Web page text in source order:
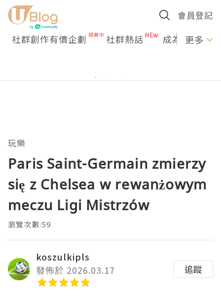
會員登記
社群創作有價企劃 社群熱話 成為U更多
玩樂
Paris Saint-Germain zmierzy
się z Chelsea w rewanżowym
meczu Ligi Mistrzów
瀏覽次數:59
koszulkipls
發佈於 2026.03.17
追蹤